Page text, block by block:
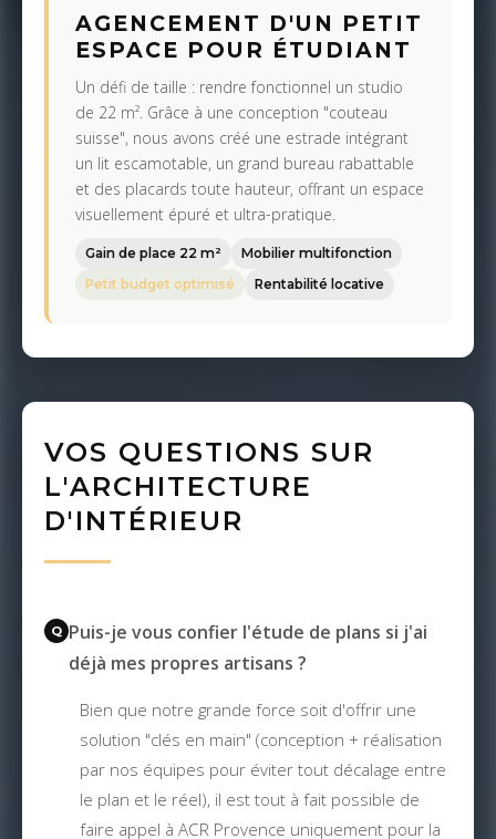
AGENCEMENT D'UN PETIT
ESPACE POUR ÉTUDIANT
Un défi de taille : rendre fonctionnel un studio
de 22 m². Grâce à une conception "couteau
suisse", nous avons créé une estrade intégrant
un lit escamotable, un grand bureau rabattable
et des placards toute hauteur, offrant un espace
visuellement épuré et ultra-pratique.
Gain de place 22 m²
Mobilier multifonction
Petit budget optimisé
Rentabilité locative
VOS QUESTIONS SUR
L'ARCHITECTURE
D'INTÉRIEUR
Puis-je vous confier l'étude de plans si j'ai
déjà mes propres artisans ?
Bien que notre grande force soit d'offrir une
solution "clés en main" (conception + réalisation
par nos équipes pour éviter tout décalage entre
le plan et le réel), il est tout à fait possible de
faire appel à ACR Provence uniquement pour la